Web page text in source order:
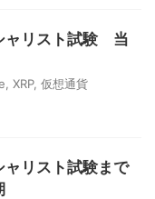
ャリスト試験 当
XRP, 仮想通貨
ャリスト試験まで